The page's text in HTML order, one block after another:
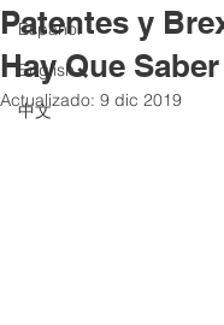
Español
English
中文
Patentes y
Hay Que Saber
Actualizado: 9 dic 2019